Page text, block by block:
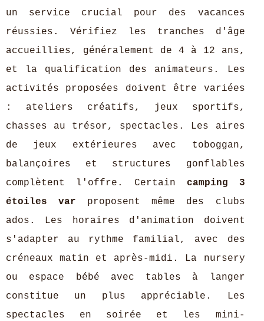
un service crucial pour des vacances
réussies. Vérifiez les tranches d'âge
accueillies, généralement de 4 à 12 ans,
et la qualification des animateurs. Les
activités proposées doivent être variées
: ateliers créatifs, jeux sportifs,
chasses au trésor, spectacles. Les aires
de jeux extérieures avec toboggan,
balançoires et structures gonflables
complètent l'offre. Certain camping 3
étoiles var proposent même des clubs
ados. Les horaires d'animation doivent
s'adapter au rythme familial, avec des
créneaux matin et après-midi. La nursery
ou espace bébé avec tables à langer
constitue un plus appréciable. Les
spectacles en soirée et les mini-